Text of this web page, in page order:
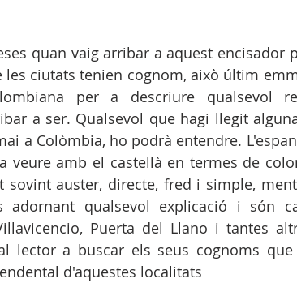
quan vaig arribar a aquest encisador
ciutats tenien cognom, això últim
per a descriure qualsevol
a ser. Qualsevol que hagi llegit
a Colòmbia, ho podrà entendre.
veure amb el castellà en termes de
sovint auster, directe, fred i simple,
adornant qualsevol explicació i són
Puerta del Llano i tantes
lector a buscar els seus cognoms
d'aquestes localitats